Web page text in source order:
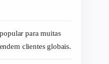
para muitas
clientes globais.